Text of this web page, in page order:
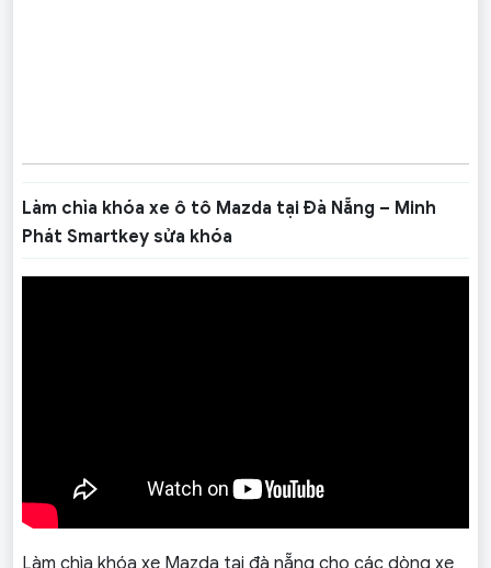
Làm chìa khóa xe ô tô Mazda tại Đà Nẵng – Minh
Phát Smartkey sửa khóa
Làm chìa khóa xe Mazda tại đà nẵng cho các dòng xe